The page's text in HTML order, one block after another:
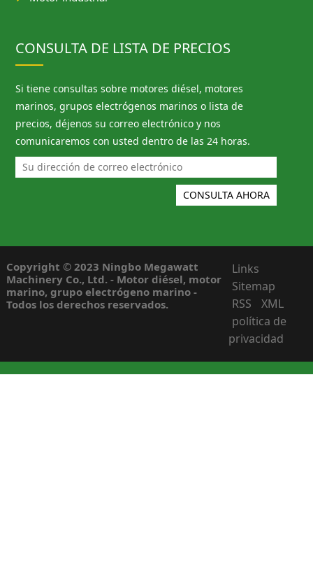
CONSULTA DE LISTA DE PRECIOS
Si tiene consultas sobre motores diésel, motores
marinos, grupos electrógenos marinos o lista de
precios, déjenos su correo electrónico y nos
comunicaremos con usted dentro de las 24 horas.
Copyright © 2023 Ningbo Megawatt
Machinery Co., Ltd. - Motor diésel, motor
marino, grupo electrógeno marino -
Todos los derechos reservados.
Links
Sitemap
RSS
XML
política de
privacidad